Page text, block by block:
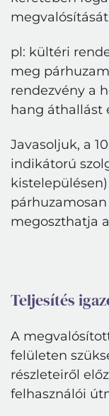
pl: kültéri
meg
rendezvény a
hang áthallást
Javasoljuk, a
indikátorú
megoszthatja
Teljesítés
A
felületen
részleteiről
felhasználói